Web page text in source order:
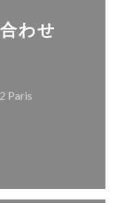
わせ
Paris
((新しいウィン